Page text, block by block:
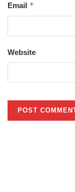
Email *
Website